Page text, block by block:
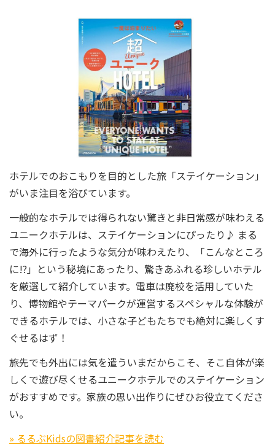
ホテルでのおこもりを目的とした旅「ステイケーション」
がいま注目を浴びています。
一般的なホテルでは得られない驚きと非日常感が味わえる
ユニークホテルは、ステイケーションにぴったり♪ まる
で海外に行ったような気分が味わえたり、「こんなところ
に!?」という秘境にあったり、驚きあふれる珍しいホテル
を厳選して紹介しています。電車は廃校を活用していた
り、博物館やテーマパークが運営するスペシャルな体験が
できるホテルでは、小さな子どもたちでも絶対に楽しくす
ぐせるはず！
旅先でも外出には気を遣ういまだからこそ、そこ自体が楽
しくで遊び尽くせるユニークホテルでのステイケーション
がおすすめです。家族の思い出作りにぜひお役立てくださ
い。
» るるぶKidsの図書紹介記事を読む